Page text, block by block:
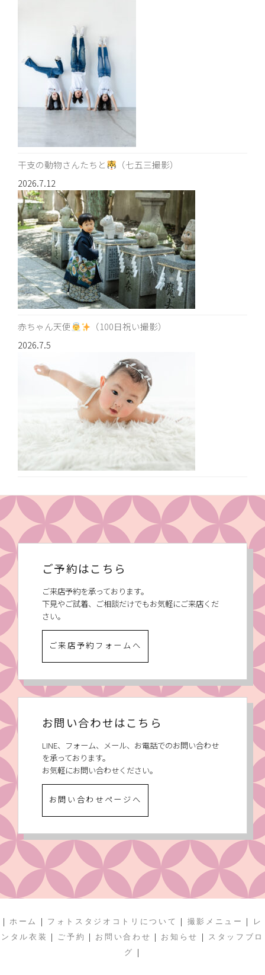
干支の動物さんたちと
（七五三撮影）
2026.7.12
赤ちゃん天使
（100日祝い撮影）
2026.7.5
ご予約はこちら
ご来店予約を承っております。
下見やご試着、ご相談だけでもお気軽にご来店くだ
さい。
ご来店予約フォームへ
お問い合わせはこちら
LINE、フォーム、メール、お電話でのお問い合わせ
を承っております。
お気軽にお問い合わせください。
お問い合わせページへ
|ホーム | フォトスタジオコトリについて | 撮影メニュー |
レ
ンタル衣装
| ご予約 | お問い合わせ | お知らせ |
スタッフブロ
グ
|